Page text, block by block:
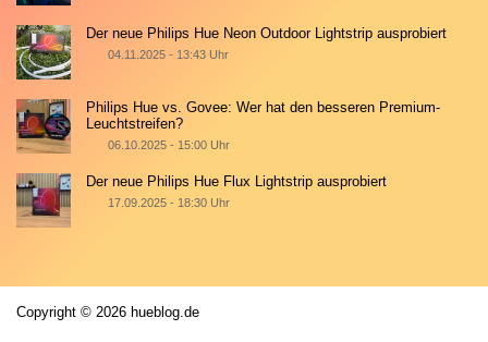
Der neue Philips Hue Neon Outdoor Lightstrip ausprobiert
04.11.2025 - 13:43 Uhr
Philips Hue vs. Govee: Wer hat den besseren Premium-
Leuchtstreifen?
06.10.2025 - 15:00 Uhr
Der neue Philips Hue Flux Lightstrip ausprobiert
17.09.2025 - 18:30 Uhr
Copyright © 2026 hueblog.de